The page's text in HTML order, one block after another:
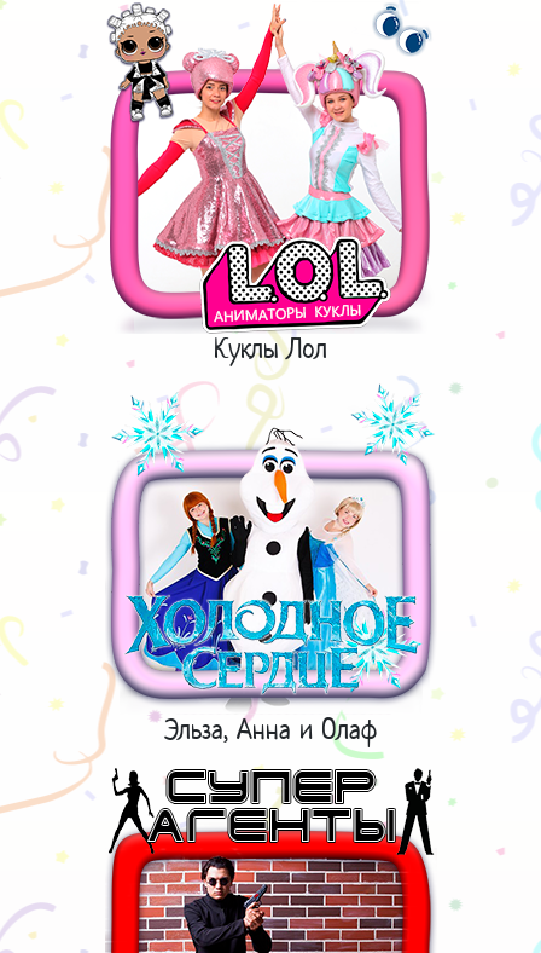
Куклы Лол
Эльза, Анна и Олаф